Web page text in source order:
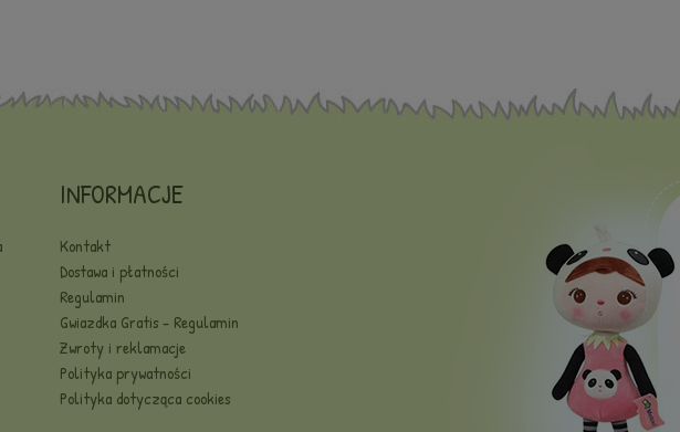
INFORMACJE
Kontakt
Dostawa i płatności
Regulamin
Gwiazdka Gratis - Regulamin
Zwroty i reklamacje
Polityka prywatności
Polityka dotycząca cookies